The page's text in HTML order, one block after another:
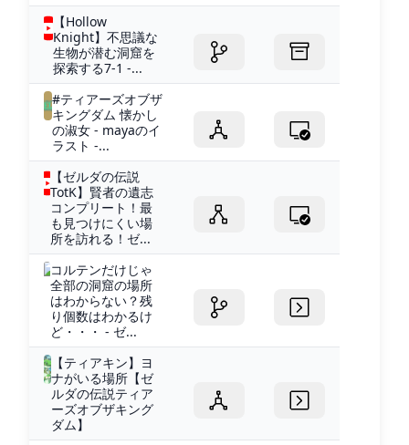
【Hollow
Knight】不思議な
生物が潜む洞窟を
探索する7-1 -...
#ティアーズオブザ
キングダム 懐かし
の淑女 - mayaのイ
ラスト -...
【ゼルダの伝説
TotK】賢者の遺志
コンプリート！最
も見つけにくい場
所を訪れる！ゼ...
コルテンだけじゃ
全部の洞窟の場所
はわからない？残
り個数はわかるけ
ど・・・ - ゼ...
【ティアキン】ヨ
ナがいる場所【ゼ
ルダの伝説ティア
ーズオブザキング
ダム】